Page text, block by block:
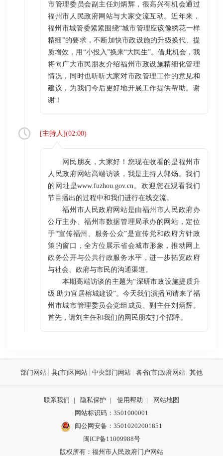
市管理委员会副主任刘炳辉，很高兴有机会通过
福州市人民政府网站与大家交流互动。近年来，
福州市城管委紧紧围绕“城市管理应该像绣花一样
精细”的要求，不断加快市政设施的升级换代、提
质增效，用“小投入”换来“大民生”。借此机会，我
将向广大市民朋友介绍福州市政设施精细化管理
情况，同时也听听大家对市政管理工作的意见和
建议，为我们今后更好地开展工作提供帮助。谢
谢！
[主持人](02:00)
网民朋友，大家好！您现在收看的是福州市
人民政府网站高端访谈，我是主持人郭炀。我们
的网址是www.fuzhou.gov.cn。欢迎您在观看我们
节目播出的过程中和我们进行在线交流。
福州市人民政府网站是由福州市人民政府办
公厅主办、福州市数据管理局承办的网站，定位
于“宣传福州、服务公众”是宣传党和政府方针政
策的窗口，全方位展示省会城市形象，推动网上
政务公开与公共行政服务水平，进一步拓宽政府
与社会、政府与市民的沟通渠道。
本期高端访谈的主题为“深研市政设施提质升
级 助力宜居榕城建设”。今天我们演播间请来了福
州市城市管理委员会党组成员、副主任刘炳辉。
首先，请刘主任和我们的网民朋友打个招呼。
部门网站 县(市)区网站 中央部门网站 各省(市)政府网站 其他
联系我们 | 隐私保护 | 使用帮助 |
网站地图
网站标识码：3501000001
闽公网安备： 35010202001851
闽ICP备11009988号
版权所有：福州市人民政府门户网站